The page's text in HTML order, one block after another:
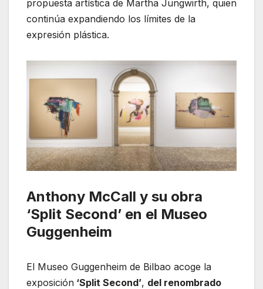
propuesta artística de Martha Jungwirth, quien
continúa expandiendo los límites de la
expresión plástica.
Anthony McCall y su obra
‘Split Second’ en el Museo
Guggenheim
El Museo Guggenheim de Bilbao acoge la
exposición ‘Split Second’, del renombrado